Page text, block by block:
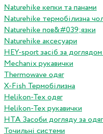
Naturehike кепки та панами
Naturehike термобілизна
Naturehike пов&#039;язки
Naturehike аксесуари
HEY-sport засіб за
Mechanix рукавички
Thermowave одяг
X-Fish Термобілизна
Helikon-Tex одяг
Helikon-Tex рукавички
HTA Засоби догляду за
Точильні системи